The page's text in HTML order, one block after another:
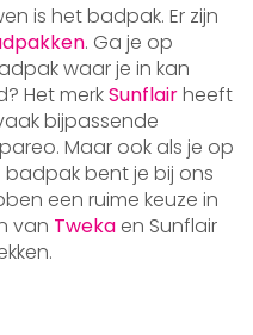
is het badpak. Er zijn
. Ga je op
waar je in kan
Het merkSunflairheeft
bijpassende
Maar ook als je op
bent je bij ons
een ruime keuze in
van Tweka en Sunflair